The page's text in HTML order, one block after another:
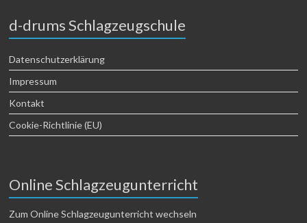
d-drums Schlagzeugschule
Datenschutzerklärung
Impressum
Kontakt
Cookie-Richtlinie (EU)
Online Schlagzeugunterricht
Zum Online Schlagzeugunterricht wechseln